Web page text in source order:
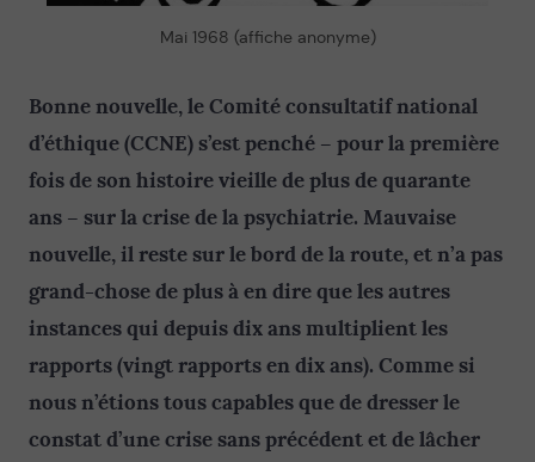
Mai 1968 (affiche anonyme)
Bonne nouvelle, le Comité consultatif national
d’éthique (CCNE) s’est penché – pour la première
fois de son histoire vieille de plus de quarante
ans – sur la crise de la psychiatrie. Mauvaise
nouvelle, il reste sur le bord de la route, et n’a pas
grand-chose de plus à en dire que les autres
instances qui depuis dix ans multiplient les
rapports (vingt rapports en dix ans). Comme si
nous n’étions tous capables que de dresser le
constat d’une crise sans précédent et de lâcher